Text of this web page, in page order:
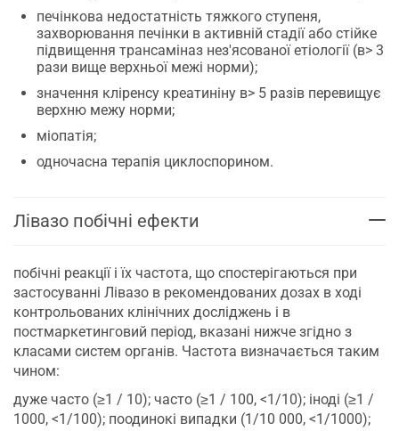
печінкова недостатність тяжкого ступеня,
захворювання печінки в активній стадії або стійке
підвищення трансаміназ нез'ясованої етіології (в> 3
рази вище верхньої межі норми);
значення кліренсу креатиніну в> 5 разів перевищує
верхню межу норми;
міопатія;
одночасна терапія циклоспорином.
Лівазо побічні ефекти
побічні реакції і їх частота, що спостерігаються при
застосуванні Лівазо в рекомендованих дозах в ході
контрольованих клінічних досліджень і в
постмаркетинговий період, вказані нижче згідно з
класами систем органів. Частота визначається таким
чином:
дуже часто (≥1 / 10); часто (≥1 / 100, <1/10); іноді (≥1 /
1000, <1/100); поодинокі випадки (1/10 000, <1/1000);